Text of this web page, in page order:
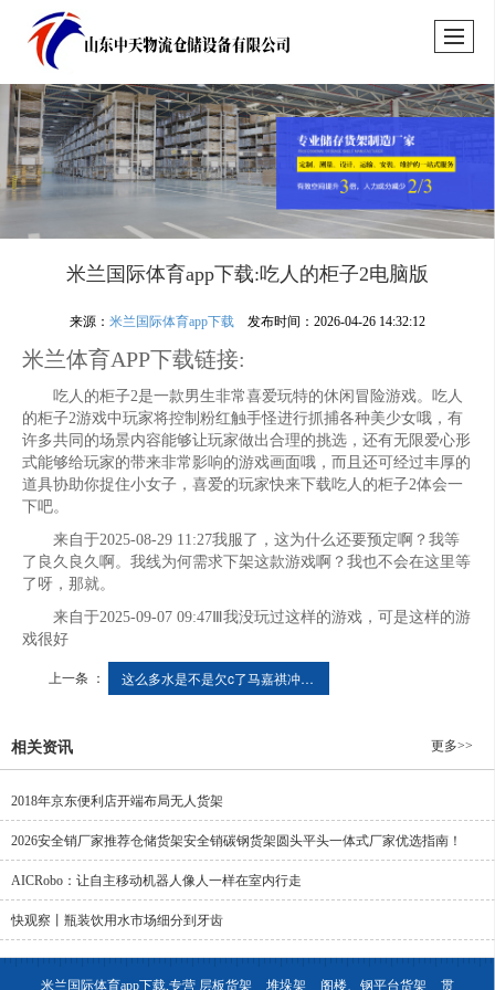
米兰国际体育app下载:吃人的柜子2电脑版
来源：米兰国际体育app下载 发布时间：2026-04-26 14:32:12
米兰体育APP下载链接:
吃人的柜子2是一款男生非常喜爱玩特的休闲冒险游戏。吃人
的柜子2游戏中玩家将控制粉红触手怪进行抓捕各种美少女哦，有
许多共同的场景内容能够让玩家做出合理的挑选，还有无限爱心形
式能够给玩家的带来非常影响的游戏画面哦，而且还可经过丰厚的
道具协助你捉住小女子，喜爱的玩家快来下载吃人的柜子2体会一
下吧。
来自于2025-08-29 11:27我服了，这为什么还要预定啊？我等
了良久良久啊。我线为何需求下架这款游戏啊？我也不会在这里等
了呀，那就。
来自于2025-09-07 09:47Ⅲ我没玩过这样的游戏，可是这样的游
戏很好
上一条 ： 这么多水是不是欠c了马嘉祺冲呀 MBA智库
相关资讯 更多>>
2018年京东便利店开端布局无人货架
2026安全销厂家推荐仓储货架安全销碳钢货架圆头平头一体式厂家优选指南！
AICRobo：让自主移动机器人像人一样在室内行走
快观察丨瓶装饮用水市场细分到牙齿
米兰国际体育app下载,专营 层板货架 堆垛架 阁楼、钢平台货架 贯